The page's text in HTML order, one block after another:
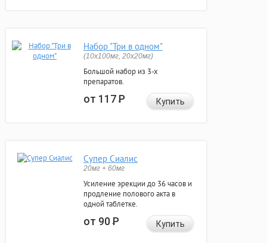
Набор "Три в одном"
(10x100мг, 20x20мг)
Большой набор из 3-х
препаратов.
от 117Р Купить
Супер Сиалис
20мг + 60мг
Усиление эрекции до 36 часов и
продление полового акта в
одной таблетке.
от 90Р Купить